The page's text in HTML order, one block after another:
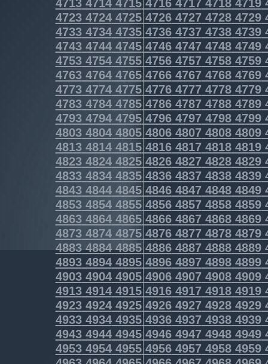
4723472447254726472747284729
4733473447354736473747384739
4743474447454746474747484749
4753475447554756475747584759
4763476447654766476747684769
4773477447754776477747784779
4783478447854786478747884789
4793479447954796479747984799
4803480448054806480748084809
4813481448154816481748184819
4823482448254826482748284829
4833483448354836483748384839
4843484448454846484748484849
4853485448554856485748584859
4863486448654866486748684869
4873487448754876487748784879
4883488448854886488748884889
4893489448954896489748984899
4903490449054906490749084909
4913491449154916491749184919
4923492449254926492749284929
4933493449354936493749384939
4943494449454946494749484949
4953495449554956495749584959